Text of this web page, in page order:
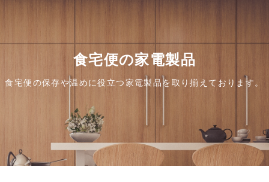
食宅便の家電製品
食宅便の保存や温めに役立つ家電製品を取り揃えております。